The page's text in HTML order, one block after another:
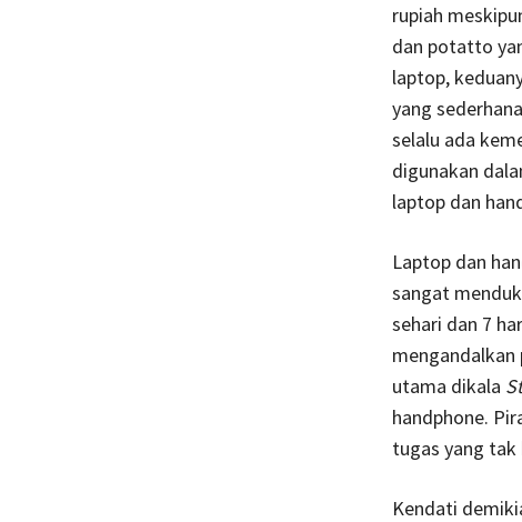
rupiah
dan potatto
laptop,
yang
selalu ada
digunakan
laptop dan
Laptop dan
sangat
sehari dan 7
mengandalkan
utama dikala
handphone.
tugas yang tak
Kendati